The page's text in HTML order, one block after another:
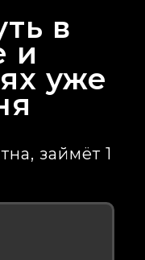
в
и
уже
займёт 1